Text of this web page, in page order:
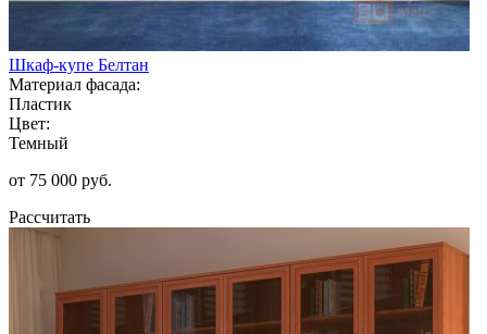
Шкаф-купе Белтан
Материал фасада:
Пластик
Цвет:
Темный
от 75 000 руб.
Рассчитать